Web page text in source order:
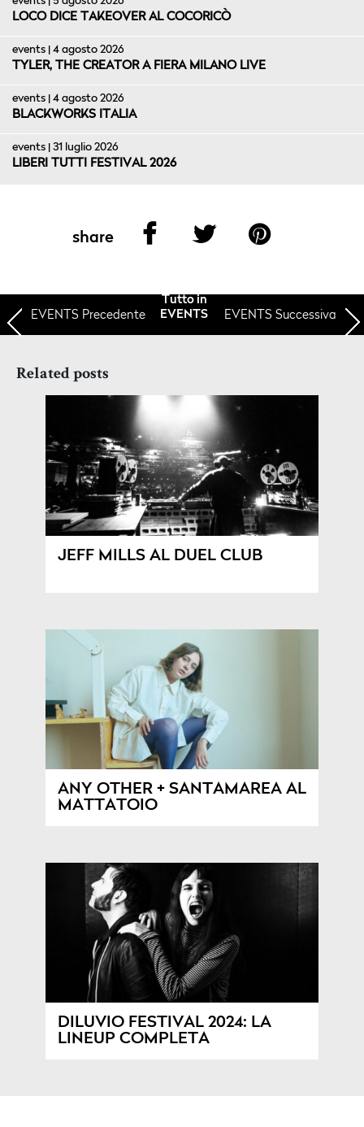
LOCO DICE TAKEOVER AL COCORICÒ
events | 4 agosto 2026
TYLER, THE CREATOR A FIERA MILANO LIVE
events | 4 agosto 2026
BLACKWORKS ITALIA
events | 31 luglio 2026
LIBERI TUTTI FESTIVAL 2026
share
EVENTS Precedente
Tutto in
EVENTS
EVENTS Successiva
Related posts
JEFF MILLS AL DUEL CLUB
ANY OTHER + SANTAMAREA AL
MATTATOIO
DILUVIO FESTIVAL 2024: LA
LINEUP COMPLETA